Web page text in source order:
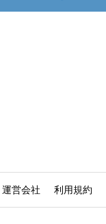
運営会社 利用規約